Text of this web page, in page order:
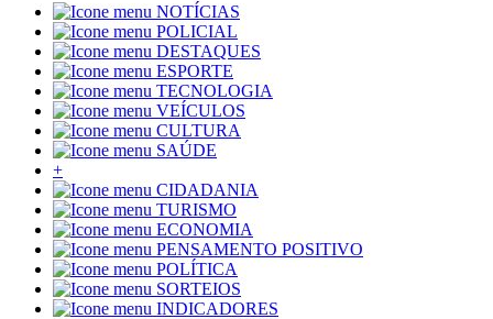
NOTÍCIAS
POLICIAL
DESTAQUES
ESPORTE
TECNOLOGIA
VEÍCULOS
CULTURA
SAÚDE
+
CIDADANIA
TURISMO
ECONOMIA
PENSAMENTO POSITIVO
POLÍTICA
SORTEIOS
INDICADORES